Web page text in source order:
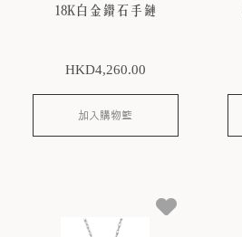
18K白金鑽石手鏈
HKD4,260.00
加入購物籃